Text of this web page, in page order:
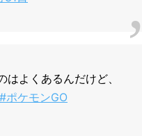
よくあるんだけど、
#ポケモンGO